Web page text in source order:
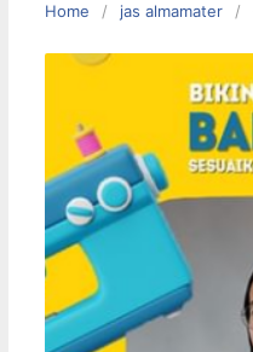
Home jas almamater